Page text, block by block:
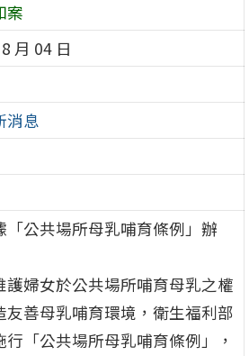
案
月 04 日
消息
「公共場所母乳哺育條例」辦
護婦女於公共場所哺育母乳之權
友善母乳哺育環境，衛生福利部
行「公共場所母乳哺育條例」，